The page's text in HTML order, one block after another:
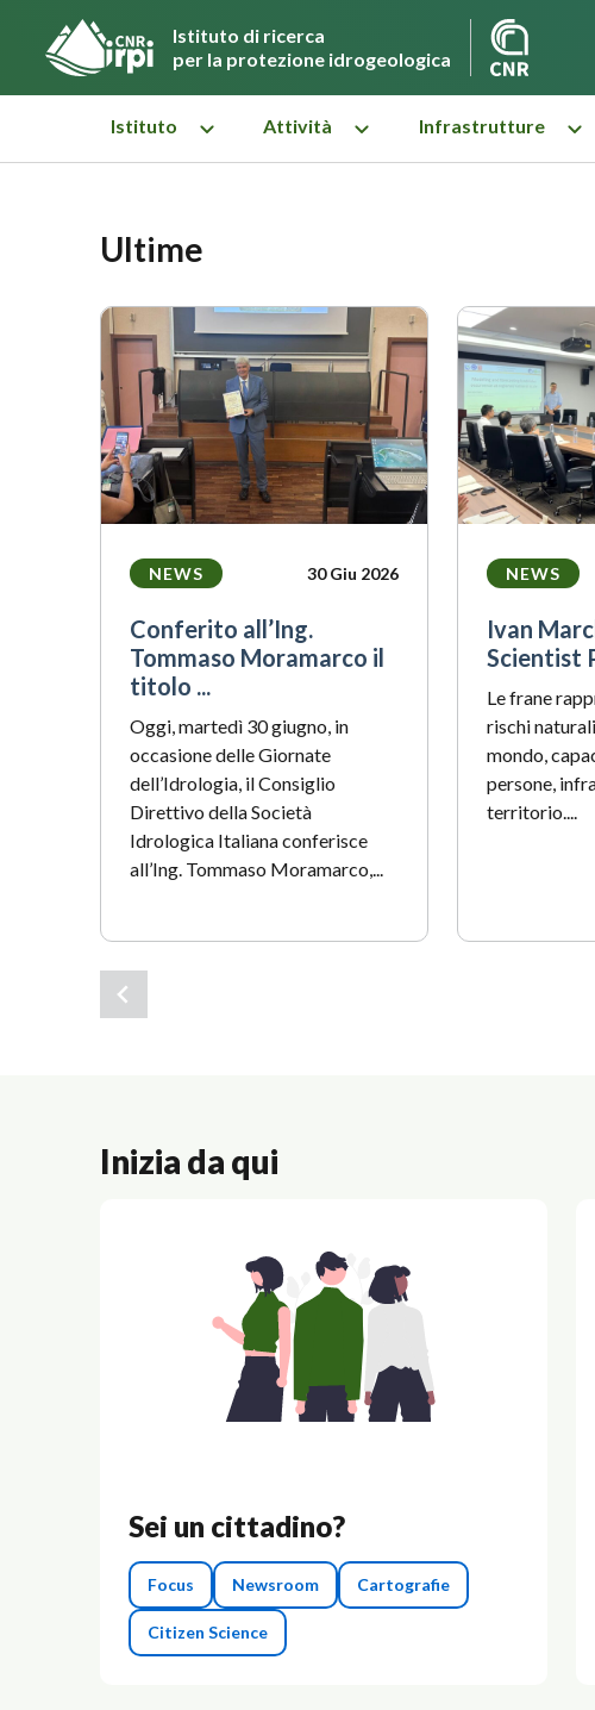
Istituto di ricerca
per la protezione idrogeologica
Istituto Attività Infrastrutture
Ultime
NEWS 30 Giu 2026
Conferito all’Ing.
Tommaso Moramarco il
titolo ...
Oggi, martedì 30 giugno, in
occasione delle Giornate
dell’Idrologia, il Consiglio
Direttivo della Società
Idrologica Italiana conferisce
all’Ing. Tommaso Moramarco,...
NEWS
Ivan
Scientist
Le frane
rischi
mondo,
persone,
territorio....
Inizia da qui
Sei un cittadino?
Focus Newsroom Cartografie
Citizen Science